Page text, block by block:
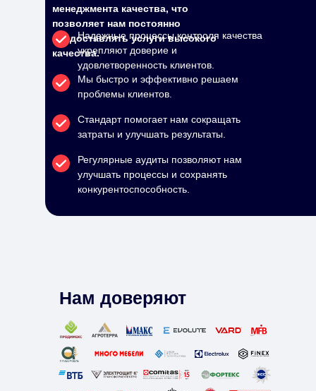
менеджмента качества, что
позволяет нам постоянно
предоставлять услуги высокого
качества.
Надежные процессы контроля качества
укрепляют доверие и
удовлетворенность клиентов.
Мы быстро и эффективно решаем
проблемы клиентов.
Стандарт помогает нам сокращать
затраты и улучшать результаты.
Регулярные аудиты позволяют нам
улучшать процессы и сохранять
конкурентоспособность.
Нам доверяют